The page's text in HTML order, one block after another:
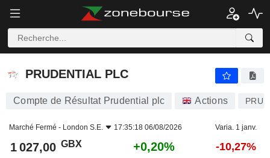
PRUDENTIAL PLC
PRUDENTIAL PLC
Compte de Résultat Prudential plc Actions PRU
Marché Fermé - London S.E. 17:35:18 06/08/2026 Varia. 1 janv.
1 027,00 GBX +0,20% -10,27%